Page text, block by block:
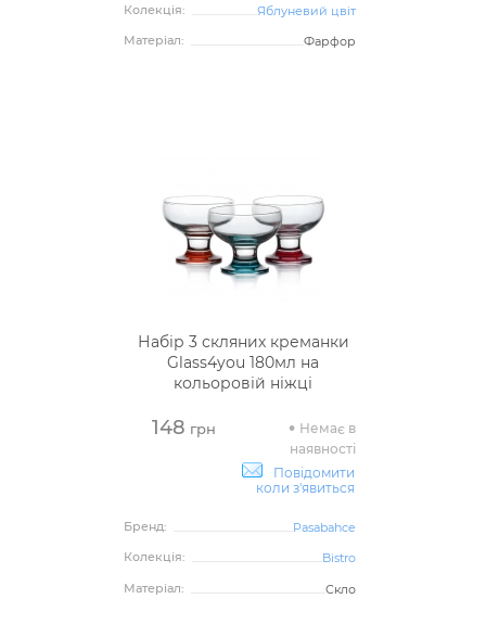
Колекція:
Яблуневий цвіт
Матеріал:
Фарфор
Набір 3 скляних креманки
Glass4you 180мл на
кольоровій ніжці
148 грн
Немає в
наявності
Повідомити
коли з'явиться
Бренд:
Pasabahce
Колекція:
Bistro
Матеріал:
Скло